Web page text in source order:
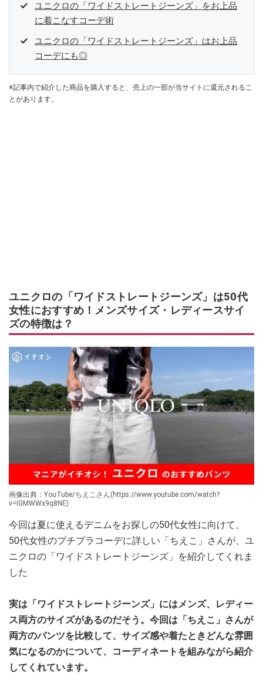
ユニクロの「ワイドストレートジーンズ」をお上品
に着こなすコーデ術
ユニクロの「ワイドストレートジーンズ」はお上品
コーデにも◎
※記事内で紹介した商品を購入すると、売上の一部が当サイトに還元されるこ
とがあります。
ユニクロの「ワイドストレートジーンズ」は50代
女性におすすめ！メンズサイズ・レディースサイ
ズの特徴は？
画像出典：YouTube/ちえこさん(https://www.youtube.com/watch?
v=IGMWWx9q8NE)
今回は夏に使えるデニムをお探しの50代女性に向けて、
50代女性のプチプラコーデに詳しい「ちえこ」さんが、ユ
ニクロの「ワイドストレートジーンズ」を紹介してくれま
した
実は「ワイドストレートジーンズ」にはメンズ、レディー
ス両方のサイズがあるのだそう。今回は「ちえこ」さんが
両方のパンツを比較して、サイズ感や着たときどんな雰囲
気になるのかについて、コーディネートを組みながら紹介
してくれています。